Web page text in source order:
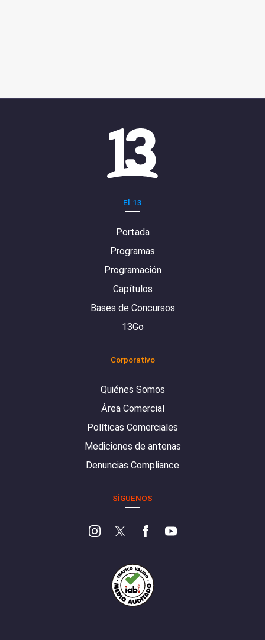
El 13
Portada
Programas
Programación
Capítulos
Bases de Concursos
13Go
Corporativo
Quiénes Somos
Área Comercial
Políticas Comerciales
Mediciones de antenas
Denuncias Compliance
SÍGUENOS